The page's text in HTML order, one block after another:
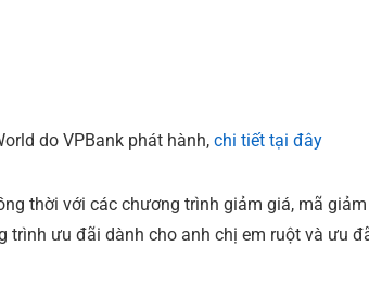
do VPBank phát hành, chi tiết tại đây
thời với các chương trình giảm giá, mã
ưu đãi dành cho anh chị em ruột và ưu